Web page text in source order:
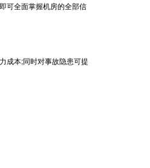
可全面掌握机房的全部信
成本;同时对事故隐患可提